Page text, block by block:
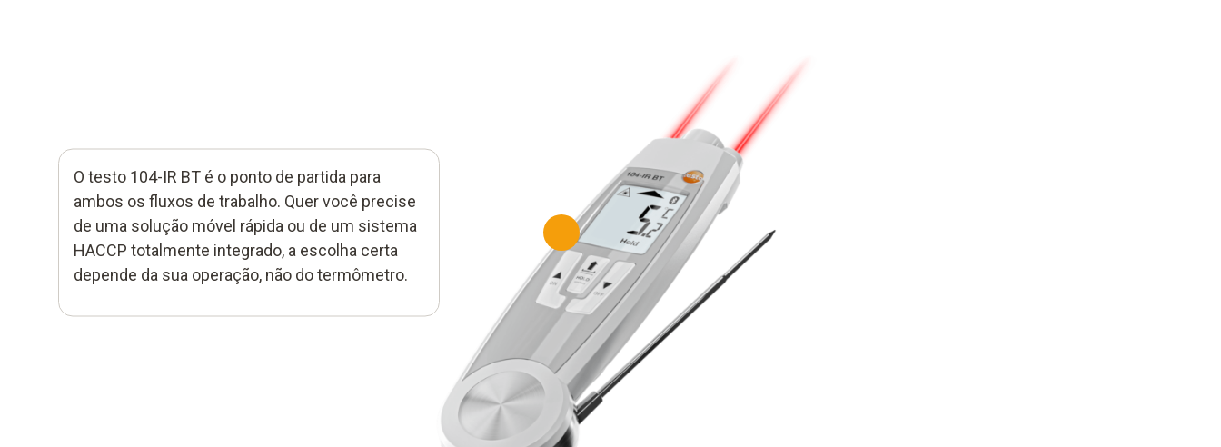
O testo 104-IR BT é o ponto de partida para
ambos os fluxos de trabalho. Quer você precise
de uma solução móvel rápida ou de um sistema
HACCP totalmente integrado, a escolha certa
depende da sua operação, não do termômetro.